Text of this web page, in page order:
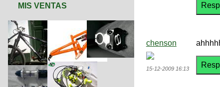
MIS VENTAS
chenson
15-12-2009 16:13